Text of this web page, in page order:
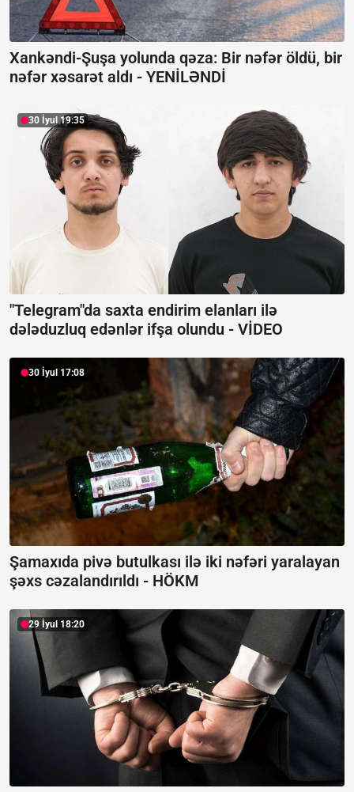
Xankəndi-Şuşa yolunda qəza: Bir nəfər öldü, bir
nəfər xəsarət aldı - YENİLƏNDİ
30 İyul 19:35
"Telegram"da saxta endirim elanları ilə
dələduzluq edənlər ifşa olundu - VİDEO
30 İyul 17:08
Şamaxıda pivə butulkası ilə iki nəfəri yaralayan
şəxs cəzalandırıldı - HÖKM
29 İyul 18:20